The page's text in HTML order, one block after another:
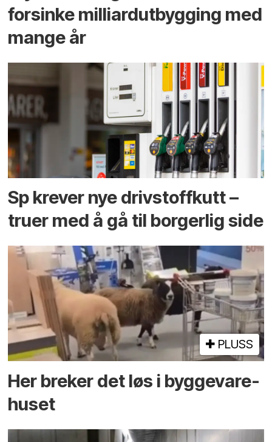
forsinke milliard­utbygging med
mange år
Sp krever nye drivstoffkutt –
truer med å gå til borgerlig side
PLUSS
Her breker det løs i bygge­vare­
huset